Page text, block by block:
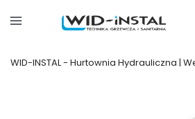
WID-INSTAL - Hurtownia Hydrauliczna |